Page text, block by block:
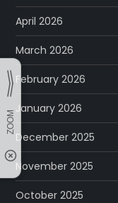
April 2026
March 2026
February 2026
January 2026
December 2025
November 2025
October 2025